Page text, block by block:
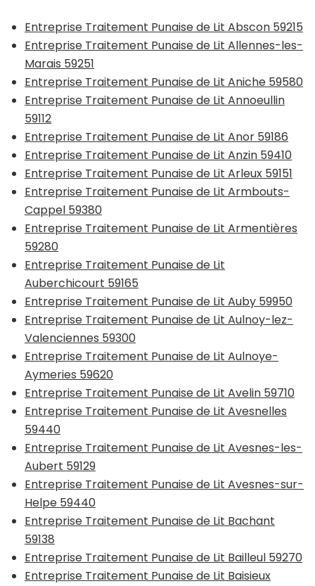
Entreprise Traitement Punaise de Lit Abscon 59215
Entreprise Traitement Punaise de Lit Allennes-les-
Marais 59251
Entreprise Traitement Punaise de Lit Aniche 59580
Entreprise Traitement Punaise de Lit Annoeullin
59112
Entreprise Traitement Punaise de Lit Anor 59186
Entreprise Traitement Punaise de Lit Anzin 59410
Entreprise Traitement Punaise de Lit Arleux 59151
Entreprise Traitement Punaise de Lit Armbouts-
Cappel 59380
Entreprise Traitement Punaise de Lit Armentières
59280
Entreprise Traitement Punaise de Lit
Auberchicourt 59165
Entreprise Traitement Punaise de Lit Auby 59950
Entreprise Traitement Punaise de Lit Aulnoy-lez-
Valenciennes 59300
Entreprise Traitement Punaise de Lit Aulnoye-
Aymeries 59620
Entreprise Traitement Punaise de Lit Avelin 59710
Entreprise Traitement Punaise de Lit Avesnelles
59440
Entreprise Traitement Punaise de Lit Avesnes-les-
Aubert 59129
Entreprise Traitement Punaise de Lit Avesnes-sur-
Helpe 59440
Entreprise Traitement Punaise de Lit Bachant
59138
Entreprise Traitement Punaise de Lit Bailleul 59270
Entreprise Traitement Punaise de Lit Baisieux